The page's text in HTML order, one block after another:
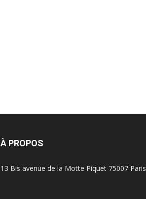
À PROPOS
13 Bis avenue de la Motte Piquet 75007 Paris